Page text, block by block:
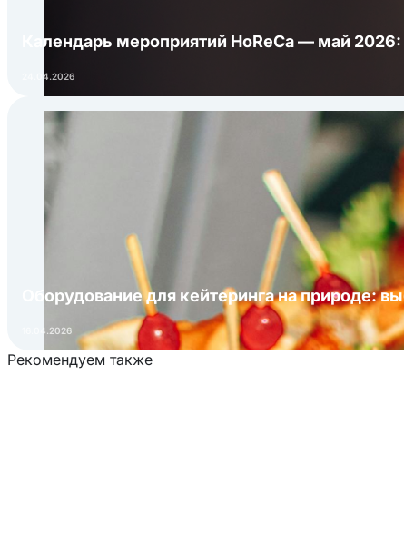
Календарь мероприятий HoReCa — май
24.04.2026
Оборудование для кейтеринга на природе:
16.04.2026
Рекомендуем также